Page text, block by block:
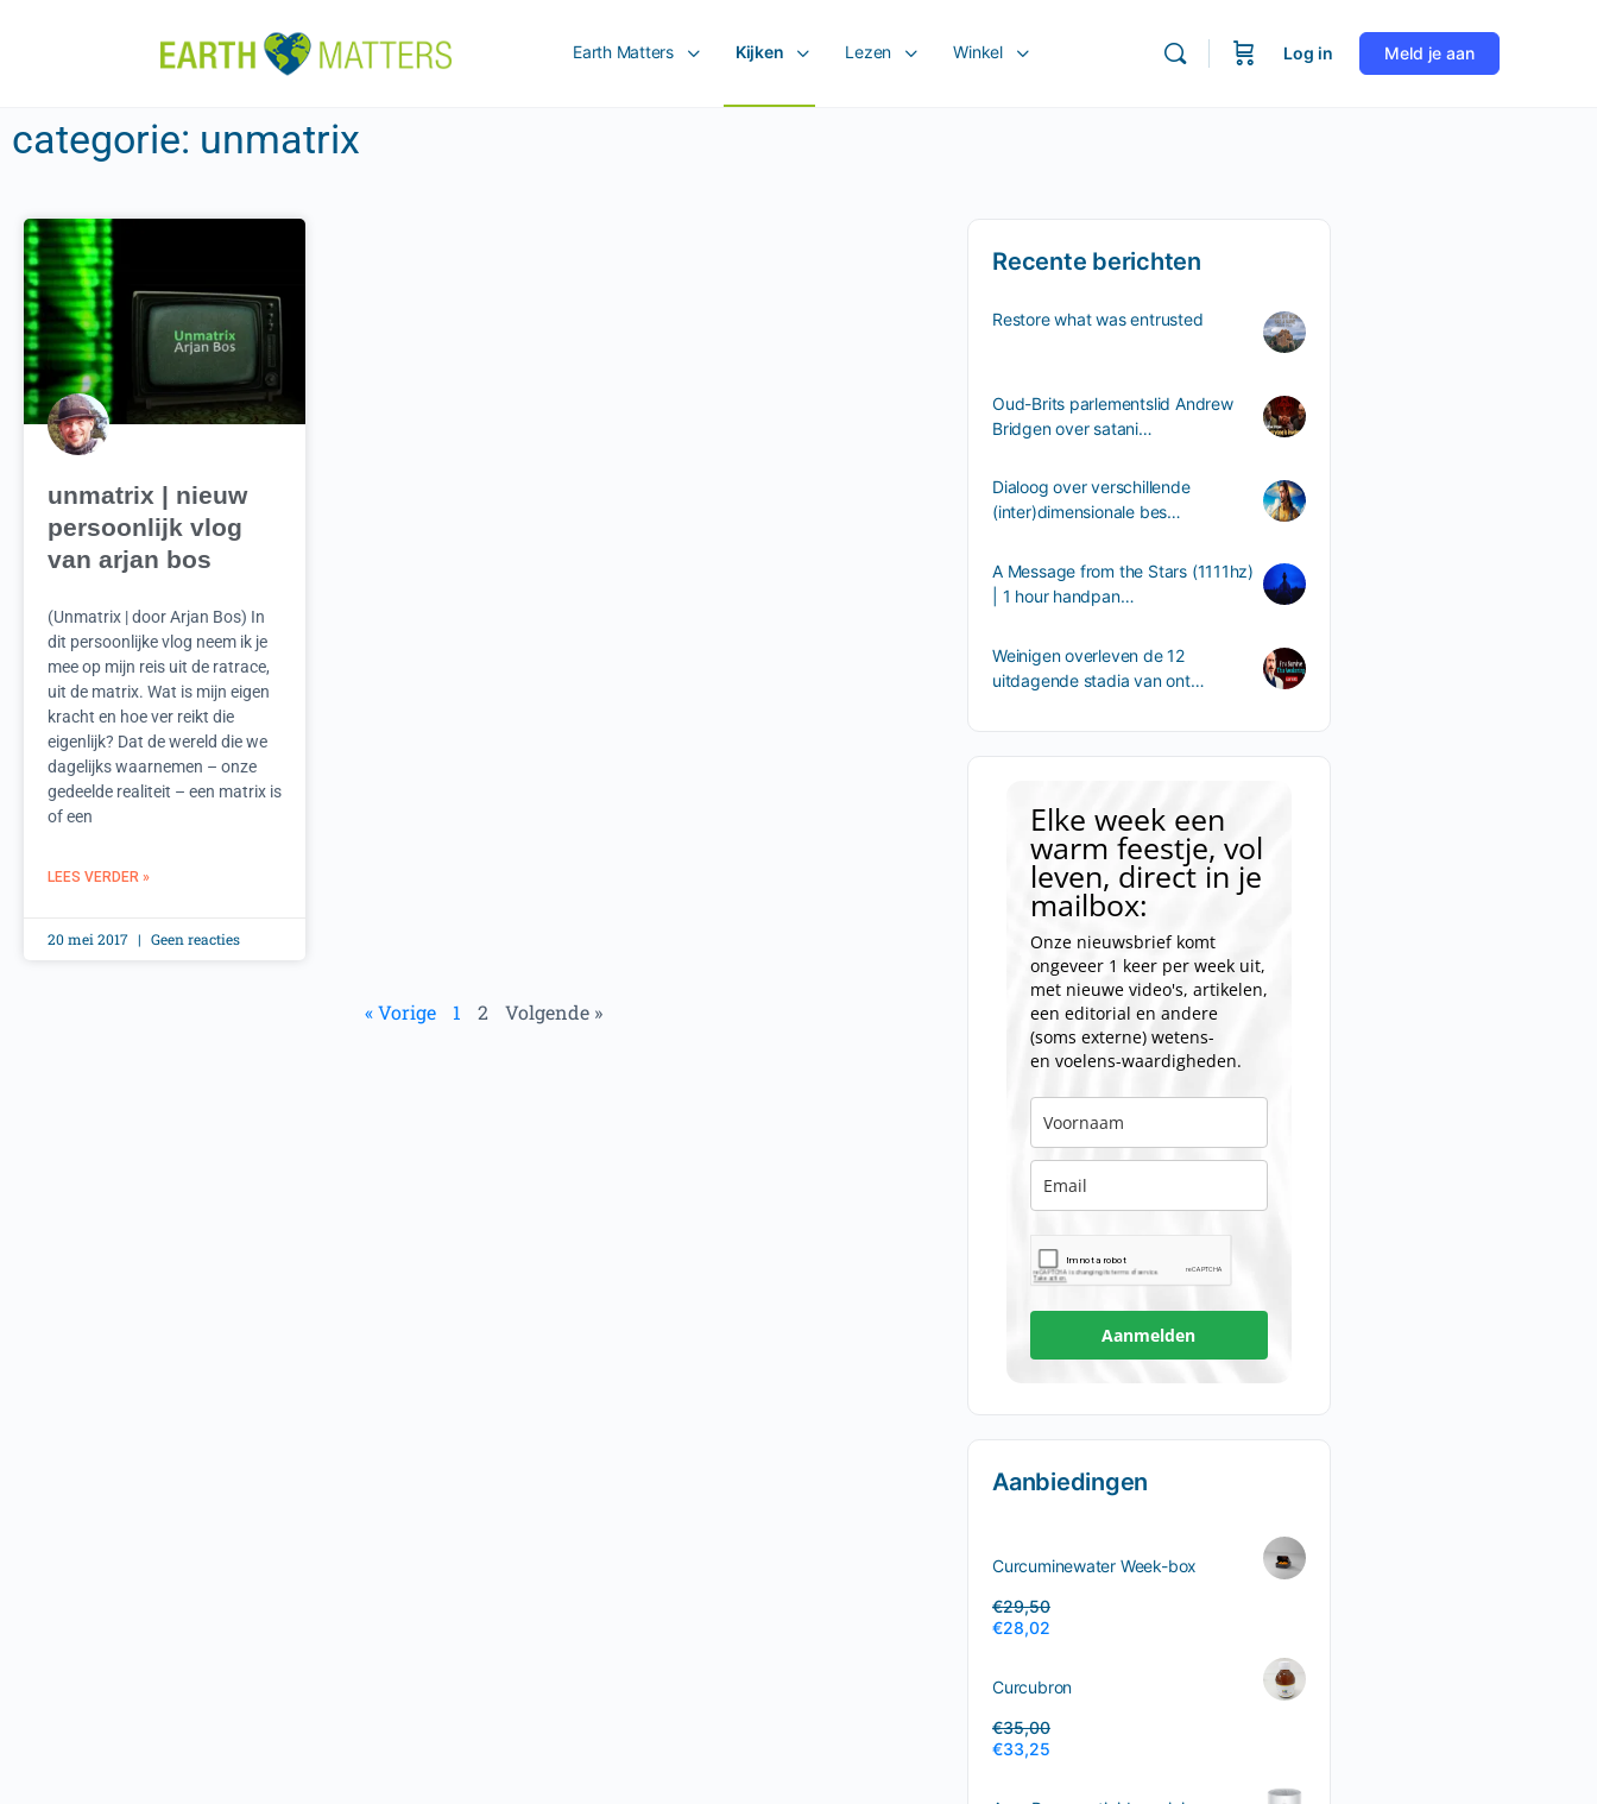
Earth Matters Kijken Lezen Winkel Log in Meld je aan
categorie: unmatrix
unmatrix | nieuw
persoonlijk vlog
van arjan bos
(Unmatrix | door Arjan Bos) In
dit persoonlijke vlog neem ik je
mee op mijn reis uit de ratrace,
uit de matrix. Wat is mijn eigen
kracht en hoe ver reikt die
eigenlijk? Dat de wereld die we
dagelijks waarnemen – onze
gedeelde realiteit – een matrix is
of een
LEES VERDER »
20 mei 2017 Geen reacties
« Vorige 1 2 Volgende »
Recente berichten
Restore what was entrusted
Oud-Brits parlementslid Andrew
Bridgen over satani…
Dialoog over verschillende
(inter)dimensionale bes…
A Message from the Stars (1111hz)
| 1 hour handpan…
Weinigen overleven de 12
uitdagende stadia van ont…
Elke week een
warm feestje, vol
leven, direct in je
mailbox:
Onze nieuwsbrief komt
ongeveer 1 keer per week uit,
met nieuwe video's, artikelen,
een editorial en andere
(soms externe) wetens-
en voelens-waardigheden.
Aanmelden
Aanbiedingen
Curcuminewater Week-box
€29,50
€28,02
Curcubron
€35,00
€33,25